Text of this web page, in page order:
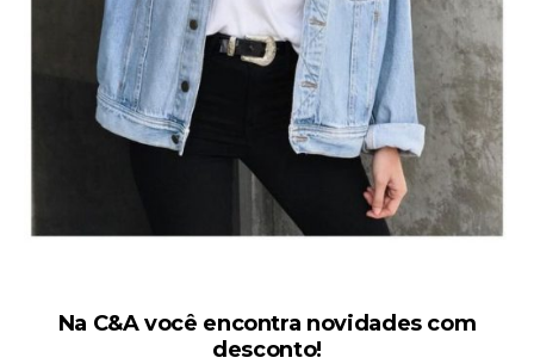
Na C&A você encontra novidades com
desconto!